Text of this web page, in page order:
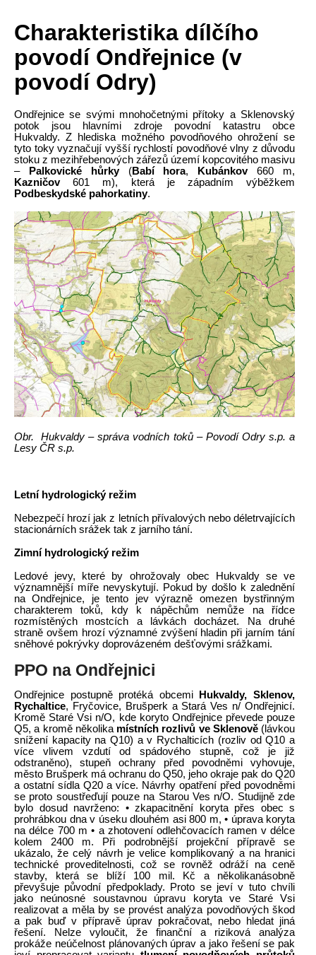
Charakteristika dílčího
povodí Ondřejnice (v
povodí Odry)
Ondřejnice se svými mnohočetnými přítoky a Sklenovský
potok jsou hlavními zdroje povodní katastru obce
Hukvaldy. Z hlediska možného povodňového ohrožení se
tyto toky vyznačují vyšší rychlostí povodňové vlny z důvodu
stoku z mezihřebenových zářezů území kopcovitého masivu
– Palkovické hůrky (Babí hora, Kubánkov660 m,
Kazničov601 m), která je západním výběžkem
Podbeskydské pahorkatiny.
Obr. Hukvaldy – správa vodních toků – Povodí Odry s.p. a
Lesy ČR s.p.
Letní hydrologický režim
Nebezpečí hrozí jak z letních přívalových nebo déletrvajících
stacionárních srážek tak z jarního tání.
Zimní hydrologický režim
Ledové jevy, které by ohrožovaly obec Hukvaldy se ve
významnější míře nevyskytují. Pokud by došlo k zalednění
na Ondřejnice, je tento jev výrazně omezen bystřinným
charakterem toků, kdy k nápěchům nemůže na řídce
rozmístěných mostcích a lávkách docházet. Na druhé
straně ovšem hrozí významné zvýšení hladin při jarním tání
sněhové pokrývky doprovázeném dešťovými srážkami.
PPO na Ondřejnici
Ondřejnice postupně protéká obcemi Hukvaldy, Sklenov,
Rychaltice, Fryčovice, Brušperk a Stará Ves n/ Ondřejnicí.
Kromě Staré Vsi n/O, kde koryto Ondřejnice převede pouze
Q5, a kromě několika místních rozlivů ve Sklenově(lávkou
snížení kapacity na Q10) a v Rychalticích (rozliv od Q10 a
více vlivem vzdutí od spádového stupně, což je již
odstraněno), stupeň ochrany před povodněmi vyhovuje,
město Brušperk má ochranu do Q50, jeho okraje pak do Q20
a ostatní sídla Q20 a více. Návrhy opatření před povodněmi
se proto soustřeďují pouze na Starou Ves n/O. Studijně zde
bylo dosud navrženo: • zkapacitnění koryta přes obec s
prohrábkou dna v úseku dlouhém asi 800 m, • úprava koryta
na délce 700 m • a zhotovení odlehčovacích ramen v délce
kolem 2400 m. Při podrobnější projekční přípravě se
ukázalo, že celý návrh je velice komplikovaný a na hranici
technické proveditelnosti, což se rovněž odráží na ceně
stavby, která se blíží 100 mil. Kč a několikanásobně
převyšuje původní předpoklady. Proto se jeví v tuto chvíli
jako neúnosné soustavnou úpravu koryta ve Staré Vsi
realizovat a měla by se provést analýza povodňových škod
a pak buď v přípravě úprav pokračovat, nebo hledat jiná
řešení. Nelze vyloučit, že finanční a riziková analýza
prokáže neúčelnost plánovaných úprav a jako řešení se pak